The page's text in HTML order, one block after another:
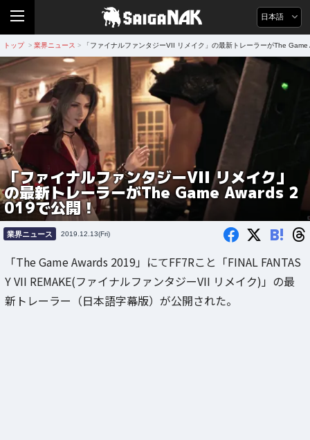
日本語
トップ > 業界ニュース > 「ファイナルファンタジーVII リメイク」の最新トレーラーがThe
「ファイナルファンタジーVII リメイク」
の最新トレーラーがThe Game Awards 2
019で公開！
業界ニュース 2019.12.13(Fri) B!
「The Game Awards 2019」にてFF7Rこと「FINAL FANTAS
Y VII REMAKE(ファイナルファンタジーVII リメイク)」の最
新トレーラー（日本語字幕版）が公開された。